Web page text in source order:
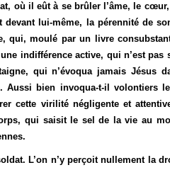
où il eût à se brûler l’âme, le
lui-même, la pérennité de
qui, moulé par un livre
indifférence active, qui n’est pas
qui n’évoqua jamais Jésus
Aussi bien invoqua-t-il volontiers
cette virilité négligente et
qui saisit le sel de la vie au
L’on n’y perçoit nullement la